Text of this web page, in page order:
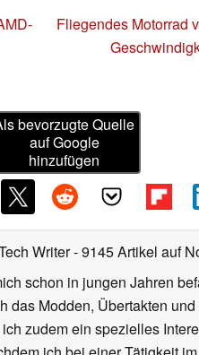
Fliegendes Motorrad
bevorzugte Quelle
auf Google
hinzufügen
Writer- 9145 Artikel auf
schon in jungen Jahren
das Modden, Übertakten
zudem ein spezielles